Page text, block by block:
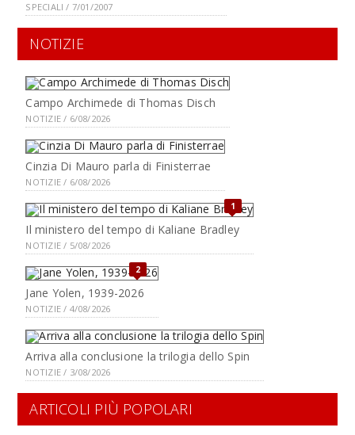
SPECIALI / 7/01/2007
NOTIZIE
Campo Archimede di Thomas Disch
NOTIZIE / 6/08/2026
Cinzia Di Mauro parla di Finisterrae
NOTIZIE / 6/08/2026
1
Il ministero del tempo di Kaliane Bradley
NOTIZIE / 5/08/2026
2
Jane Yolen, 1939-2026
NOTIZIE / 4/08/2026
Arriva alla conclusione la trilogia dello Spin
NOTIZIE / 3/08/2026
ARTICOLI PIÙ POPOLARI